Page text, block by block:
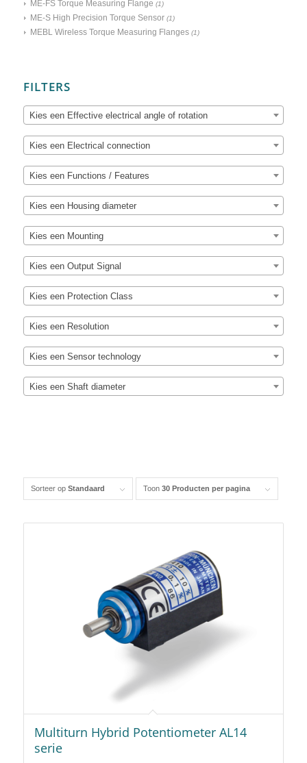
ME-FS Torque Measuring Flange (1)
ME-S High Precision Torque Sensor (1)
MEBL Wireless Torque Measuring Flanges (1)
FILTERS
Kies een Effective electrical angle of rotation
Kies een Electrical connection
Kies een Functions / Features
Kies een Housing diameter
Kies een Mounting
Kies een Output Signal
Kies een Protection Class
Kies een Resolution
Kies een Sensor technology
Kies een Shaft diameter
Sorteer op Standaard Toon 30 Producten per pagina
Multiturn Hybrid Potentiometer AL14
serie